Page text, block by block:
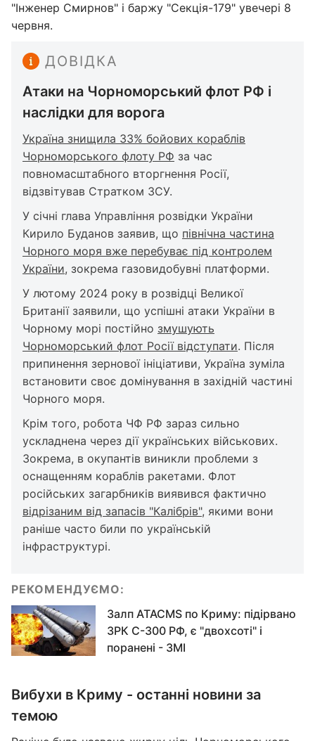
"Інженер Смирнов" і баржу "Секція-179" увечері 8
червня.
ДОВІДКА
Атаки на Чорноморський флот РФ і
наслідки для ворога
Україна знищила 33% бойових кораблів
Чорноморського флоту РФ за час
повномасштабного вторгнення Росії,
відзвітував Стратком ЗСУ.
У січні глава Управління розвідки України
Кирило Буданов заявив, що північна частина
Чорного моря вже перебуває під контролем
України, зокрема газовидобувні платформи.
У лютому 2024 року в розвідці Великої
Британії заявили, що успішні атаки України в
Чорному морі постійно змушують
Чорноморський флот Росії відступати. Після
припинення зернової ініціативи, Україна зуміла
встановити своє домінування в західній частині
Чорного моря.
Крім того, робота ЧФ РФ зараз сильно
ускладнена через дії українських військових.
Зокрема, в окупантів виникли проблеми з
оснащенням кораблів ракетами. Флот
російських загарбників виявився фактично
відрізаним від запасів "Калібрів", якими вони
раніше часто били по українській
інфраструктурі.
РЕКОМЕНДУЄМО:
Залп ATACMS по Криму: підірвано
ЗРК С-300 РФ, є "двохсоті" і
поранені - ЗМІ
Вибухи в Криму - останні новини за
темою